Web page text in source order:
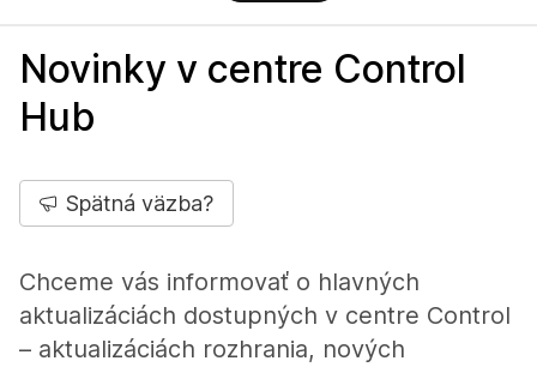
Novinky v centre Control
Hub
Spätná väzba?
Chceme vás informovať o hlavných
aktualizáciách dostupných v centre Control
– aktualizáciách rozhrania, nových